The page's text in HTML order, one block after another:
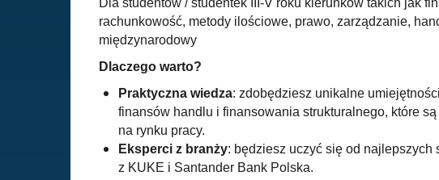
Dla studentów / studentek III-V roku kierunków takich jak
rachunkowość, metody ilościowe, prawo, zarządzanie,
międzynarodowy
Dlaczego warto?
Praktyczna wiedza: zdobędziesz unikalne
finansów handlu i finansowania strukturalnego, które
na rynku pracy.
Eksperci z branży: będziesz uczyć się od najlepszych
z KUKE i Santander Bank Polska.